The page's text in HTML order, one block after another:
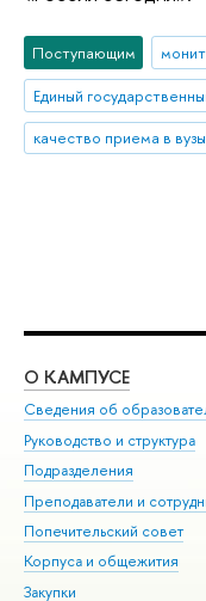
Поступающим
Единый
качество приема в вузы
О КАМПУСЕ
Сведения об
Руководство и структура
Подразделения
Преподаватели и
Попечительский совет
Корпуса и общежития
Закупки